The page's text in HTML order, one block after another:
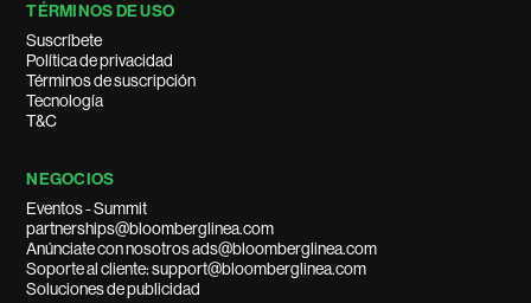
TÉRMINOS DE USO
Suscríbete
Política de privacidad
Términos de suscripción
Tecnología
T&C
NEGOCIOS
Eventos - Summit
partnerships@bloomberglinea.com
Anúnciate con nosotros ads@bloomberglinea.com
Soporte al cliente: support@bloomberglinea.com
Soluciones de publicidad